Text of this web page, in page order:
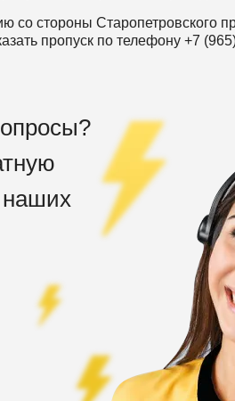
со стороны Старопетровского
пропуск по телефону +7
наших